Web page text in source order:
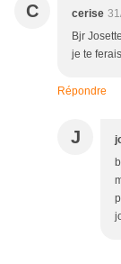
C cerise
Bjr
je te
Répondre
J